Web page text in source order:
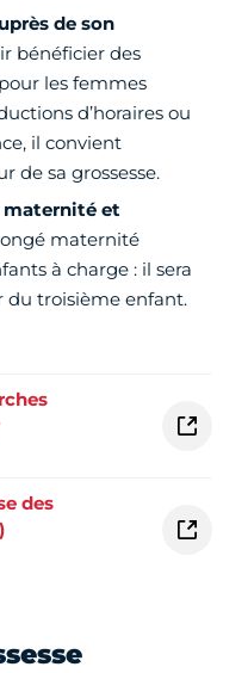
de son
bénéficier des
les femmes
d’horaires ou
il convient
de sa grossesse.
maternité et
maternité
à charge : il sera
du troisième enfant.
des